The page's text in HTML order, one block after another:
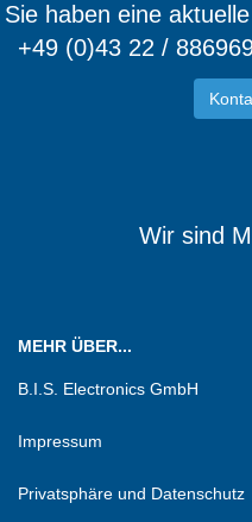
Sie haben eine
+49 (0)43 22 /
Wir sind
MEHR ÜBER...
B.I.S. Electronics GmbH
Impressum
Privatsphäre und Datenschutz